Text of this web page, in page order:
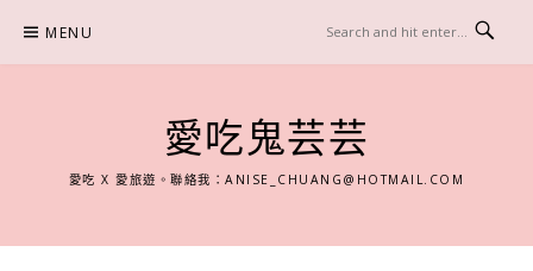
content
MENU
愛吃鬼芸芸
愛吃 X 愛旅遊。聯絡我：ANISE_CHUANG@HOTMAIL.COM